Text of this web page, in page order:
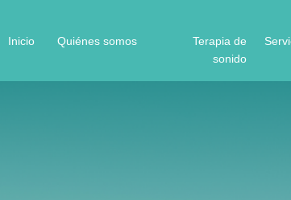
Inicio Quiénes somos
Terapia de
sonido